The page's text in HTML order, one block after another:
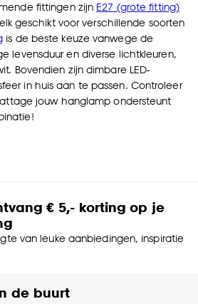
fittingen zijn E27 (grote fitting)
geschikt voor verschillende soorten
is de beste keuze vanwege de
levensduur en diverse lichtkleuren,
Bovendien zijn dimbare LED-
in huis aan te passen. Controleer
jouw hanglamp ondersteunt
€ 5,- korting op je
van leuke aanbiedingen, inspiratie
de buurt